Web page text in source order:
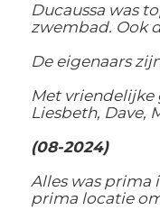
Ducaussa was
zwembad. Ook
De eigenaars
Met vriendelijke
Liesbeth, Dave,
(08-2024)
Alles was prima
prima locatie